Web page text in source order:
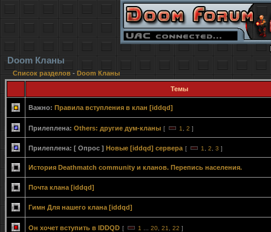
Doom Кланы
Список разделов - Doom Кланы
Темы
Важно: Правила вступления в клан [iddqd]
Прилеплена: Others: другие дум-кланы [ 1 2 ]
Прилеплена: [ Опрос ] Новые [iddqd] сервера [ 1 2 3 ]
История Deathmatch community и кланов. Перепись населения.
Почта клана [iddqd]
Гимн Для нашего клана [iddqd]
Он хочет вступить в IDDQD [ 1 20 21 22 ]